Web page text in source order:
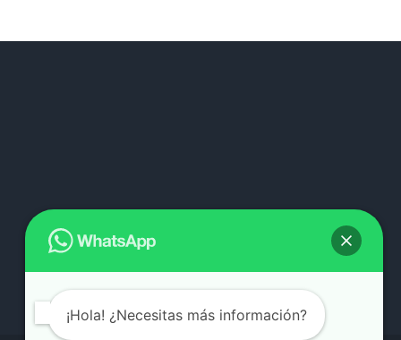
¡Hola! ¿Necesitas más información?